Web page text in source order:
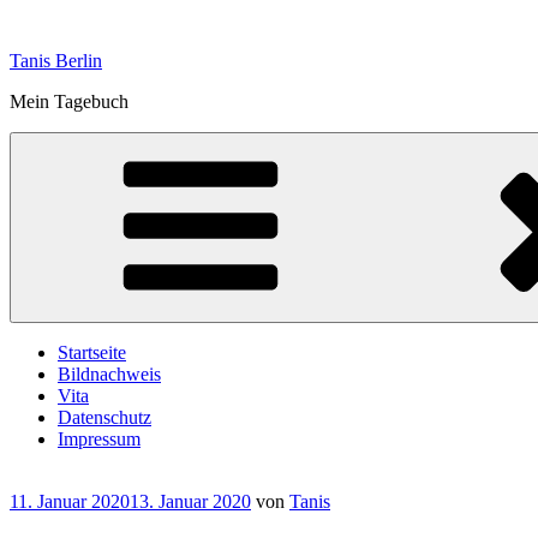
springen
Tanis Berlin
Mein Tagebuch
Startseite
Bildnachweis
Vita
Datenschutz
Impressum
Veröffentlicht
11. Januar 202013. Januar 2020 von Tanis